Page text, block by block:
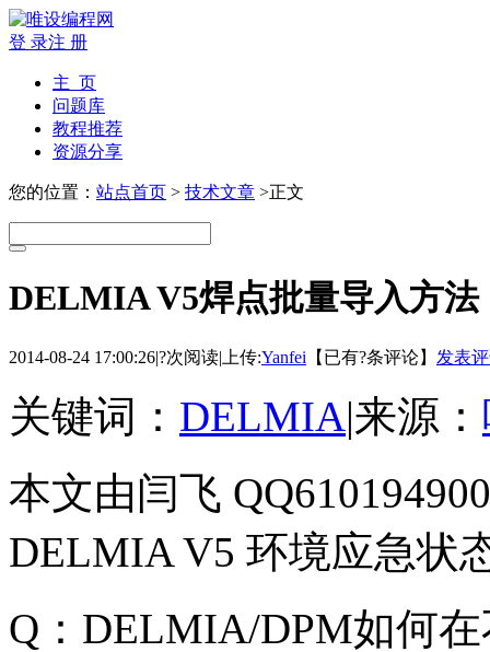
登 录注 册
主 页
问题库
教程推荐
资源分享
您的位置： 站点首页 > 技术文章 >正文
DELMIA V5焊点批量导入方法
2014-08-24 17:00:26|?次阅读| 上传:Yanfei 【已有?条评论】 发表
关键词： DELMIA|来源：
本文由闫飞
DELMIA V5 环境应急状
Q：DELMIA/DPM如何